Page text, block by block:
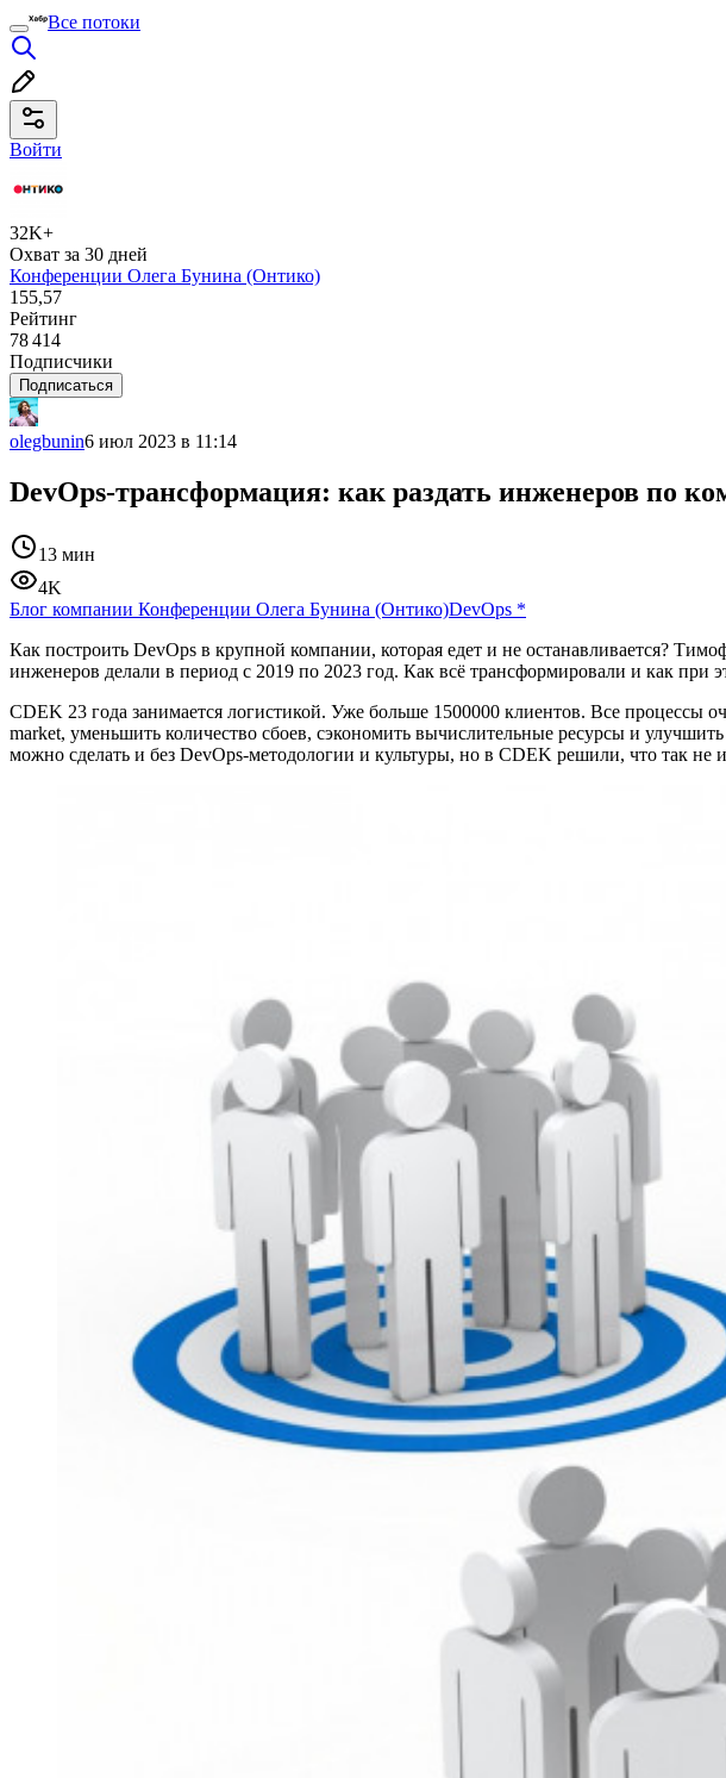
Все потоки
Войти
32K+
Охват за 30 дней
Конференции Олега Бунина (Онтико)
155,57
Рейтинг
78 414
Подписчики
Подписаться
olegbunin6 июл 2023 в 11:14
DevOps-трансформация: как раздать инженеров по
13 мин
4K
Блог компании Конференции Олега Бунина (Онтико)DevOps *
Как построить DevOps в крупной компании, которая едет и не останавливается?
инженеров делали в период с 2019 по 2023 год. Как всё трансформировали и как при
CDEK 23 года занимается логистикой. Уже больше 1500000 клиентов. Все процессы
market, уменьшить количество сбоев, сэкономить вычислительные ресурсы и
можно сделать и без DevOps-методологии и культуры, но в CDEK решили, что так не